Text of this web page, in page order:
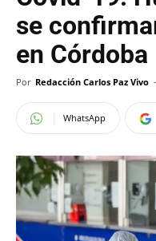
se
en Córdoba
Por Redacción Carlos Paz Vivo -
WhatsApp